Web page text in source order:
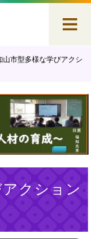
山市型多様な学びアクシ
アクション